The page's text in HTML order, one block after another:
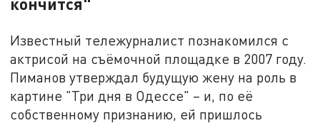
Известный тележурналист познакомился с
актрисой на съёмочной площадке в 2007 году.
Пиманов утверждал будущую жену на роль в
картине "Три дня в Одессе" – и, по её
собственному признанию, ей пришлось